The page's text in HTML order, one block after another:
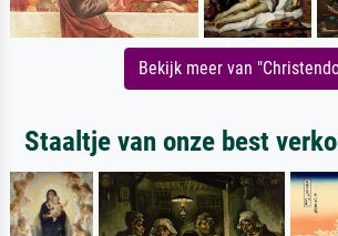
Bekijk meer van
Staaltje van onze best